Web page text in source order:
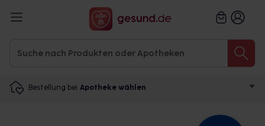
Bestellung bei Apotheke wählen